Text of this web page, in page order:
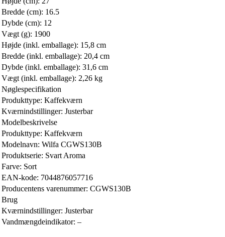
Bredde (cm): 16.5
Dybde (cm): 12
Vægt (g): 1900
Højde (inkl. emballage): 15,8 cm
Bredde (inkl. emballage): 20,4 cm
Dybde (inkl. emballage): 31,6 cm
Vægt (inkl. emballage): 2,26 kg
Nøglespecifikation
Produkttype: Kaffekværn
Kværnindstillinger: Justerbar
Modelbeskrivelse
Produkttype: Kaffekværn
Modelnavn: Wilfa CGWS130B
Produktserie: Svart Aroma
Farve: Sort
EAN-kode: 7044876057716
Producentens varenummer: CGWS130B
Brug
Kværnindstillinger: Justerbar
Vandmængdeindikator: –